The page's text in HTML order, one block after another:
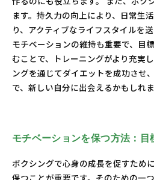
ます。持久力の向上により、日常生
り、アクティブなライフスタイルを
モチベーションの維持も重要で、目
むことで、トレーニングがより充実
ングを通じてダイエットを成功させ
で、新しい自分に出会えるかもしれま
モチベーションを保つ方法：目
ボクシングで心身の成長を促すため
保つことが重要です。そのための一